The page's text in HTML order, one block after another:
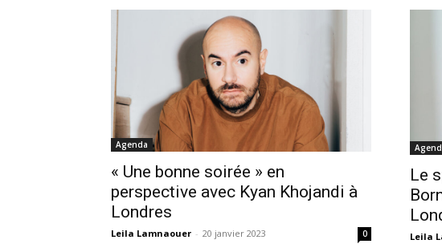
Agenda
« Une bonne soirée » en
perspective avec Kyan Khojandi à
Londres
Leila Lamnaouer - 20 janvier 2023 0
Le
Leila